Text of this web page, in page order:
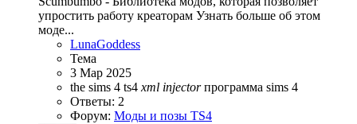
упростить работу креаторам Узнать больше об этом
моде...
LunaGoddess
Тема
3 Мар 2025
the sims 4 ts4 xml injector программа sims 4
Ответы: 2
Форум: Моды и позы TS4